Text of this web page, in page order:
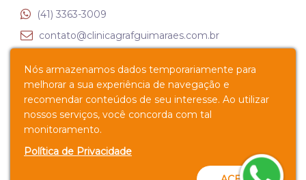
(41) 3363-3009
contato@clinicagrafguimaraes.com.br
Av. Senador Souza Naves, 1025 – Alto da XV, Curitiba –
Nós armazenamos dados temporariamente para
melhorar a sua experiência de navegação e
recomendar conteúdos de seu interesse. Ao utilizar
nossos serviços, você concorda com tal
monitoramento.
Política de Privacidade